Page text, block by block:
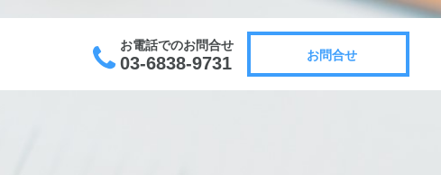
お問合せ
お電話でのお問合せ
03-6838-9731